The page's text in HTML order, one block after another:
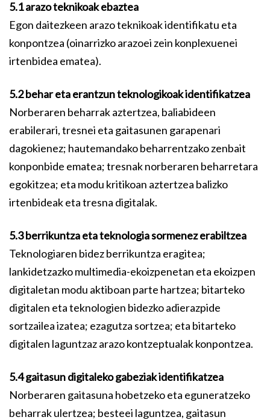
5.1 arazo teknikoak ebaztea
Egon daitezkeen arazo teknikoak identifikatu eta
konpontzea (oinarrizko arazoei zein konplexuenei
irtenbidea ematea).
5.2 behar eta erantzun teknologikoak identifikatzea
Norberaren beharrak aztertzea, baliabideen
erabilerari, tresnei eta gaitasunen garapenari
dagokienez; hautemandako beharrentzako zenbait
konponbide ematea; tresnak norberaren beharretara
egokitzea; eta modu kritikoan aztertzea balizko
irtenbideak eta tresna digitalak.
5.3 berrikuntza eta teknologia sormenez erabiltzea
Teknologiaren bidez berrikuntza eragitea;
lankidetzazko multimedia-ekoizpenetan eta ekoizpen
digitaletan modu aktiboan parte hartzea; bitarteko
digitalen eta teknologien bidezko adierazpide
sortzailea izatea; ezagutza sortzea; eta bitarteko
digitalen laguntzaz arazo kontzeptualak konpontzea.
5.4 gaitasun digitaleko gabeziak identifikatzea
Norberaren gaitasuna hobetzeko eta eguneratzeko
beharrak ulertzea; besteei laguntzea, gaitasun